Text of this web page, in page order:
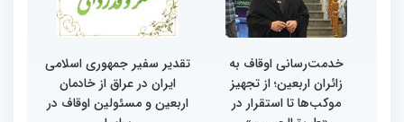
خدمت‌رسانی اوقاف به
زائران اربعین؛ از تجهیز
موکب‌ها تا استقرار در
تقدیر سفیر جمهوری اسلامی
ایران در عراق از خادمان
اربعین و مسئولین اوقاف در